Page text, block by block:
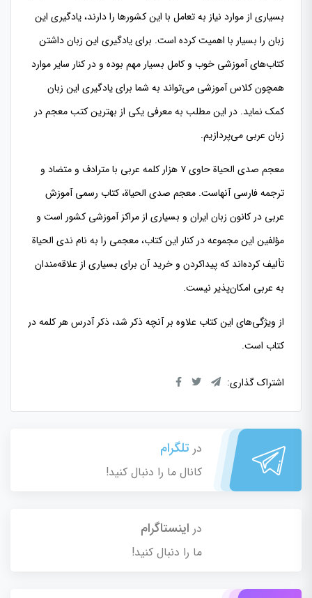
بسیاری از موارد نیاز به تعامل با این کشورها را دارند، یادگیری این
زبان را بسیار با اهمیت کرده است. برای یادگیری این زبان داشتن
کتاب‌های آموزشی خوب و کامل بسیار مهم بوده و در کنار سایر موارد
همچون کلاس آموزشی می‌تواند به شما برای یادگیری این زبان
کمک نماید. در این مطلب به معرفی یکی از بهترین کتب معجم در
زبان عربی می‌پردازیم.
معجم صدی الحیاة حاوی ۷ هزار کلمه عربی با مترادف و متضاد و
ترجمه فارسی آنهاست. معجم صدی الحیاة، کتاب رسمی آموزش
عربی در کانون زبان ایران و بسیاری از مراکز آموزشی کشور است و
مؤلفین این مجموعه در کنار این کتاب، معجمی را به نام ندی الحیاة
تألیف کرده‌اند که پیداکردن و خرید آن برای بسیاری از علاقه‌مندان
به عربی امکان‌پذیر نیست.
از ویژگی‌های این کتاب علاوه بر آنچه ذکر شد، ذکر آدرس هر کلمه در
کتاب است.
اشتراک گذاری:
در تلگرام
کانال ما را دنبال کنید!
در اینستاگرام
ما را دنبال کنید!